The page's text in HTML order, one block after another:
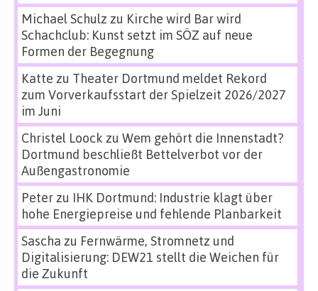
Michael Schulz zu Kirche wird Bar wird
Schachclub: Kunst setzt im SÖZ auf neue
Formen der Begegnung
Katte zu Theater Dortmund meldet Rekord
zum Vorverkaufsstart der Spielzeit 2026/2027
im Juni
Christel Loock zu Wem gehört die Innenstadt?
Dortmund beschließt Bettelverbot vor der
Außengastronomie
Peterzu IHK Dortmund: Industrie klagt über
hohe Energiepreise und fehlende Planbarkeit
Sascha zu Fernwärme, Stromnetz und
Digitalisierung: DEW21 stellt die Weichen für
die Zukunft